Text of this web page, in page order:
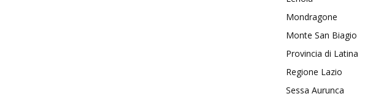
Mondragone
Monte San Biagio
Provincia di Latina
Regione Lazio
Sessa Aurunca